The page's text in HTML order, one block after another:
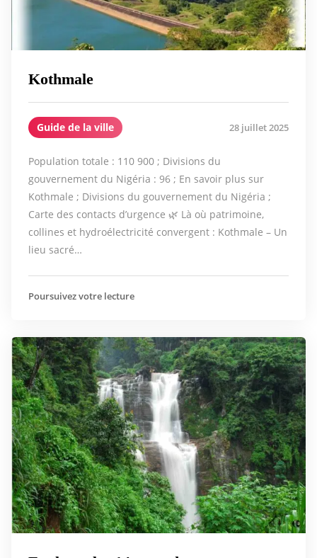
Kothmale
Guide de la ville 28 juillet 2025
Population totale : 110 900 ; Divisions du
gouvernement du Nigéria : 96 ; En savoir plus sur
Kothmale ; Divisions du gouvernement du Nigéria ;
Carte des contacts d’urgence 🌿 Là où patrimoine,
collines et hydroélectricité convergent : Kothmale – Un
lieu sacré…
Poursuivez votre lecture